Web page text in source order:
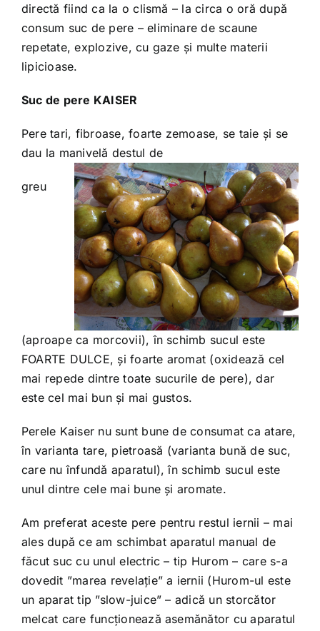
directă fiind ca la o clismă – la circa o oră după
consum suc de pere – eliminare de scaune
repetate, explozive, cu gaze și multe materii
lipicioase.
Suc de pere KAISER
Pere tari, fibroase, foarte zemoase, se taie și se
dau la manivelă destul de
greu
(aproape ca morcovii), în schimb sucul este
FOARTE DULCE, și foarte aromat (oxidează cel
mai repede dintre toate sucurile de pere), dar
este cel mai bun și mai gustos.
Perele Kaiser nu sunt bune de consumat ca atare,
în varianta tare, pietroasă (varianta bună de suc,
care nu înfundă aparatul), în schimb sucul este
unul dintre cele mai bune și aromate.
Am preferat aceste pere pentru restul iernii – mai
ales după ce am schimbat aparatul manual de
făcut suc cu unul electric – tip Hurom – care s-a
dovedit ”marea revelație” a iernii (Hurom-ul este
un aparat tip ”slow-juice” – adică un storcător
melcat care funcționează asemănător cu aparatul